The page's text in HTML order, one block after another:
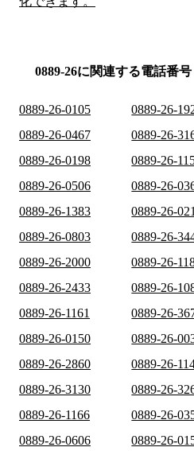
0889-26に関連する電話番号
0889-26-0105 0889-26-
0889-26-0467
0889-26-
0889-26-0198
0889-26-
0889-26-0506
0889-26-
0889-26-1383
0889-26-
0889-26-0803
0889-26-
0889-26-2000
0889-26-
0889-26-2433
0889-26-
0889-26-1161
0889-26-
0889-26-0150
0889-26-
0889-26-2860
0889-26-
0889-26-3130
0889-26-
0889-26-1166
0889-26-
0889-26-0606
0889-26-